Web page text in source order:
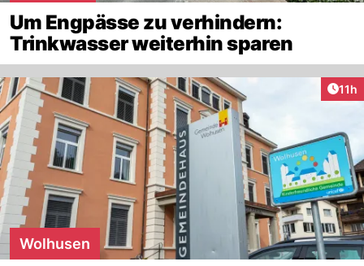
Um Engpässe zu verhindern:
Trinkwasser weiterhin sparen
11h
Wolhusen